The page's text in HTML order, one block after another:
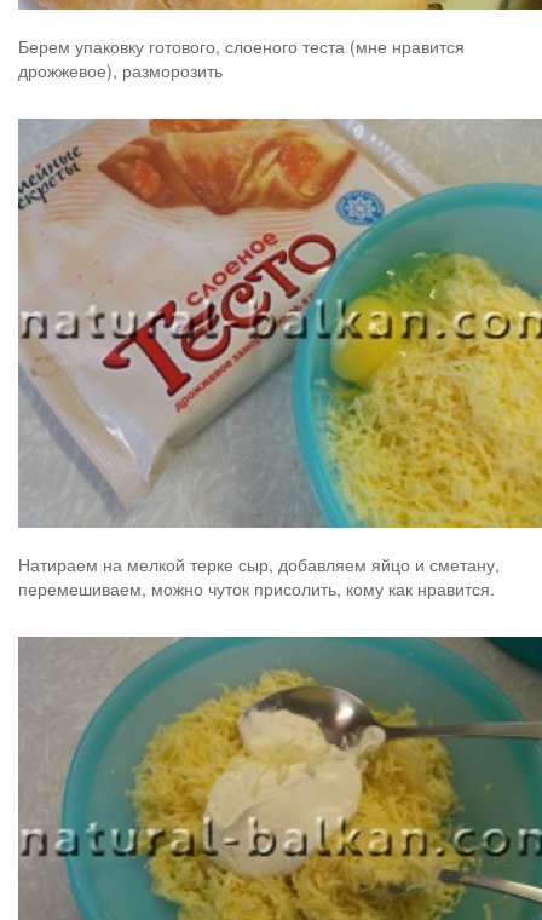
Берем упаковку готового, слоеного теста (мне нравится
дрожжевое), разморозить
Натираем на мелкой терке сыр, добавляем яйцо и сметану,
перемешиваем, можно чуток присолить, кому как нравится.